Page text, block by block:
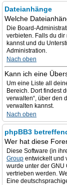
Dateianhänge
Welche
Die Board-
verbieten. Falls du
kannst und du
Administration.
Nach oben
Kann ich eine
Um eine Liste all
Bereich. Dort findest
verwalten“, über den
verwalten kannst.
Nach oben
phpBB3
Wer hat diese
Diese Software (in
Group entwickelt und
wurde unter der GNU
vertrieben werden.
Eine